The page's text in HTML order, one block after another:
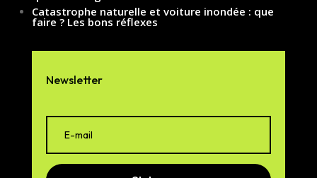
Catastrophe naturelle et voiture inondée : que
faire ? Les bons réflexes
Newsletter